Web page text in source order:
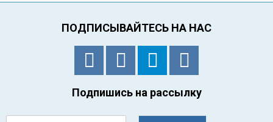
ПОДПИСЫВАЙТЕСЬ НА НАС
Подпишись на рассылку